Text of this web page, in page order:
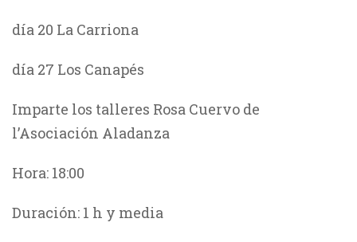
día 20 La Carriona
día 27 Los Canapés
Imparte los talleres Rosa Cuervo de
l’Asociación Aladanza
Hora: 18:00
Duración: 1 h y media